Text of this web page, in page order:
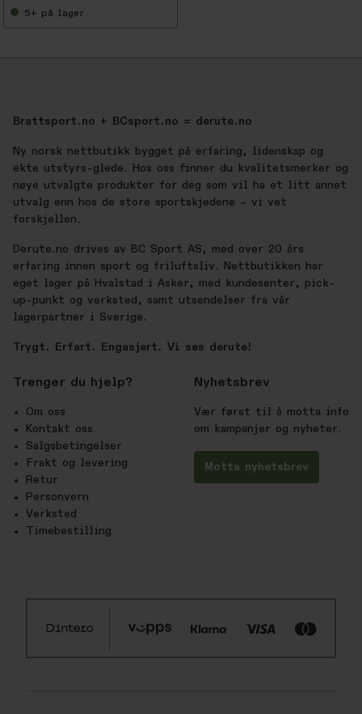
5+ på lager
Brattsport.no + BCsport.no = derute.no
Ny norsk nettbutikk bygget på erfaring, lidenskap og
ekte utstyrs-glede. Hos oss finner du kvalitetsmerker og
nøye utvalgte produkter for deg som vil ha et litt annet
utvalg enn hos de store sportskjedene – vi vet
forskjellen.
Derute.no drives av BC Sport AS, med over 20 års
erfaring innen sport og friluftsliv. Nettbutikken har
eget lager på Hvalstad i Asker, med kundesenter, pick-
up-punkt og verksted, samt utsendelser fra vår
lagerpartner i Sverige.
Trygt. Erfart. Engasjert. Vi ses derute!
Trenger du hjelp?
Om oss
Kontakt oss
Salgsbetingelser
Frakt og levering
Retur
Personvern
Verksted
Timebestilling
Nyhetsbrev
Vær først til å motta info
om kampanjer og nyheter.
Motta nyhetsbrev